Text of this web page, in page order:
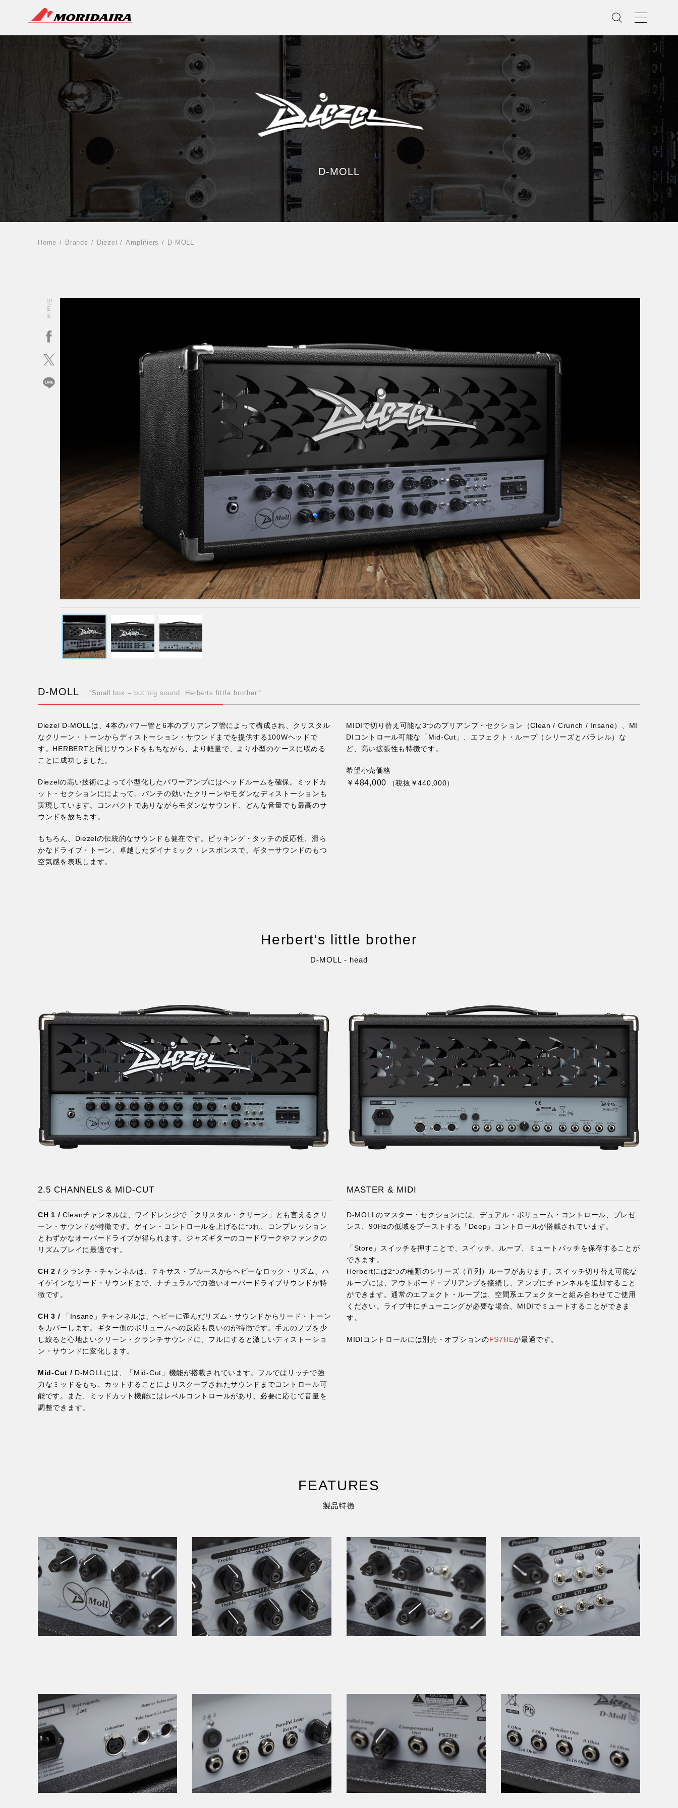
D-MOLL
Home Brands Diezel Amplifiers D-MOLL
Share
D-MOLL “Small box – but big sound. Herberts little brother.”
Diezel D-MOLLは、4本のパワー管と6本のプリアンプ管によって構成され、クリスタル
なクリーン・トーンからディストーション・サウンドまでを提供する100Wヘッドで
す。HERBERTと同じサウンドをもちながら、より軽量で、より小型のケースに収める
ことに成功しました。
Diezelの高い技術によって小型化したパワーアンプにはヘッドルームを確保。ミッドカ
ット・セクションにによって、パンチの効いたクリーンやモダンなディストーションも
実現しています。コンパクトでありながらモダンなサウンド、どんな音量でも最高のサ
ウンドを放ちます。
もちろん、Diezelの伝統的なサウンドも健在です。ピッキング・タッチの反応性、滑ら
かなドライブ・トーン、卓越したダイナミック・レスポンスで、ギターサウンドのもつ
空気感を表現します。
MIDIで切り替え可能な3つのプリアンプ・セクション（Clean / Crunch / Insane）、MI
DIコントロール可能な「Mid-Cut」、エフェクト・ループ（シリーズとパラレル）な
ど、高い拡張性も特徴です。
希望小売価格
￥484,000 （税抜￥440,000）
Herbert's little brother
D-MOLL - head
2.5 CHANNELS & MID-CUT
CH 1 / Cleanチャンネルは、ワイドレンジで「クリスタル・クリーン」とも言えるクリ
ーン・サウンドが特徴です。ゲイン・コントロールを上げるにつれ、コンプレッション
とわずかなオーバードライブが得られます。ジャズギターのコードワークやファンクの
リズムプレイに最適です。
CH 2 / クランチ・チャンネルは、テキサス・ブルースからヘビーなロック・リズム、ハ
イゲインなリード・サウンドまで、ナチュラルで力強いオーバードライブサウンドが特
徴です。
CH 3 / 「Insane」チャンネルは、ヘビーに歪んだリズム・サウンドからリード・トーン
をカバーします。ギター側のボリュームへの反応も良いのが特徴です。手元のノブを少
し絞ると心地よいクリーン・クランチサウンドに、フルにすると激しいディストーショ
ン・サウンドに変化します。
Mid-Cut / D-MOLLには、「Mid-Cut」機能が搭載されています。フルではリッチで強
力なミッドをもち、カットすることによりスクープされたサウンドまでコントロール可
能です。また、ミッドカット機能にはレベルコントロールがあり、必要に応じて音量を
調整できます。
MASTER & MIDI
D-MOLLのマスター・セクションには、デュアル・ボリューム・コントロール、プレゼ
ンス、90Hzの低域をブーストする「Deep」コントロールが搭載されています。
「Store」スイッチを押すことで、スイッチ、ループ、ミュートパッチを保存することが
できます。
Herbertには2つの種類のシリーズ（直列）ループがあります。スイッチ切り替え可能な
ループには、アウトボード・プリアンプを接続し、アンプにチャンネルを追加すること
ができます。通常のエフェクト・ループは、空間系エフェクターと組み合わせてご使用
ください。ライブ中にチューニングが必要な場合、MIDIでミュートすることができま
す。
MIDIコントロールには別売・オプションのFS7HEが最適です。
FEATURES
製品特徴